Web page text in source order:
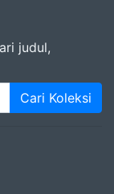
judul,
Cari Koleksi